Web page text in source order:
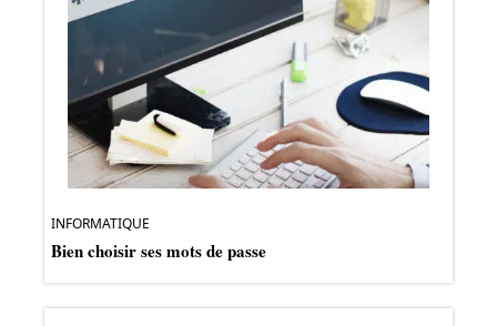
INFORMATIQUE
Bien choisir ses mots de passe